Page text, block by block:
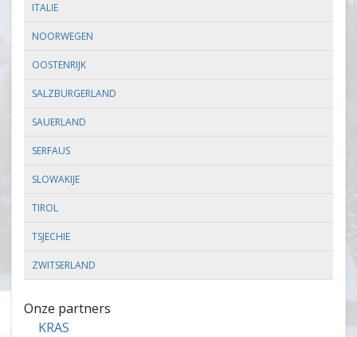
ITALIE
NOORWEGEN
OOSTENRIJK
SALZBURGERLAND
SAUERLAND
SERFAUS
SLOWAKIJE
TIROL
TSJECHIE
ZWITSERLAND
Onze partners
KRAS